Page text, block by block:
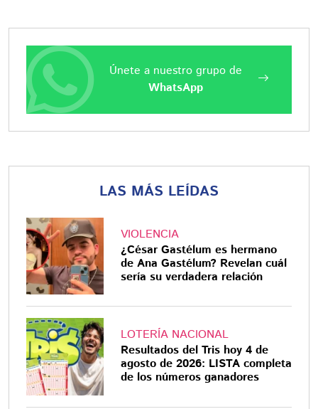
Únete a nuestro grupo de
WhatsApp
LAS MÁS LEÍDAS
VIOLENCIA
¿César Gastélum es hermano
de Ana Gastélum? Revelan cuál
sería su verdadera relación
LOTERÍA NACIONAL
Resultados del Tris hoy 4 de
agosto de 2026: LISTA completa
de los números ganadores